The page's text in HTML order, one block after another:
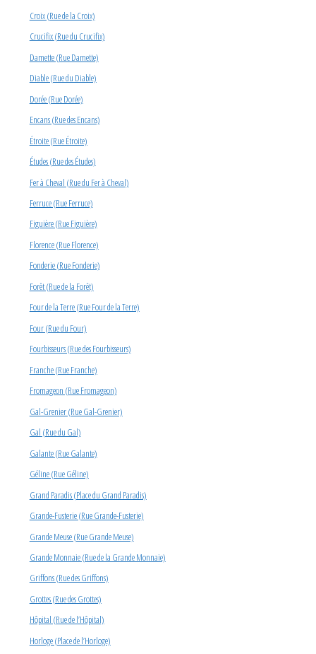
Croix (Rue de la Croix)
Crucifix (Rue du Crucifix)
Damette (Rue Damette)
Diable (Rue du Diable)
Dorée (Rue Dorée)
Encans (Rue des Encans)
Étroite (Rue Étroite)
Études (Rue des Études)
Fer à Cheval (Rue du Fer à Cheval)
Ferruce (Rue Ferruce)
Figuière (Rue Figuière)
Florence (Rue Florence)
Fonderie (Rue Fonderie)
Forêt (Rue de la Forêt)
Four de la Terre (Rue Four de la Terre)
Four (Rue du Four)
Fourbisseurs (Rue des Fourbisseurs)
Franche (Rue Franche)
Fromageon (Rue Fromageon)
Gal-Grenier (Rue Gal-Grenier)
Gal (Rue du Gal)
Galante (Rue Galante)
Géline (Rue Géline)
Grand Paradis (Place du Grand Paradis)
Grande-Fusterie (Rue Grande-Fusterie)
Grande Meuse (Rue Grande Meuse)
Grande Monnaie (Rue de la Grande Monnaie)
Griffons (Rue des Griffons)
Grottes (Rue des Grottes)
Hôpital (Rue de l’Hôpital)
Horloge (Place de l’Horloge)